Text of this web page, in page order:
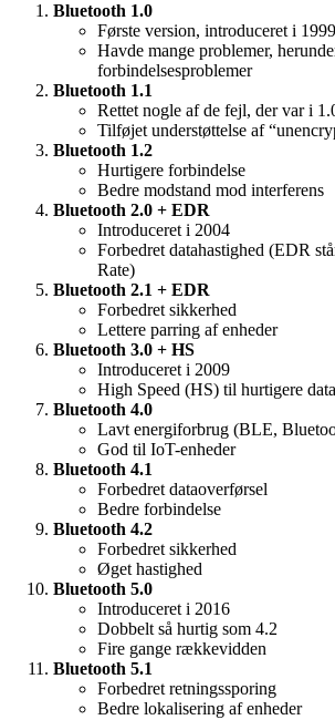
Bluetooth 1.0
Første version, introduceret i 1999
Havde mange problemer,
forbindelsesproblemer
Bluetooth 1.1
Rettet nogle af de fejl, der var i
Tilføjet understøttelse af
Bluetooth 1.2
Hurtigere forbindelse
Bedre modstand mod interferens
Bluetooth 2.0 + EDR
Introduceret i 2004
Forbedret datahastighed (EDR
Rate)
Bluetooth 2.1 + EDR
Forbedret sikkerhed
Lettere parring af enheder
Bluetooth 3.0 + HS
Introduceret i 2009
High Speed (HS) til hurtigere
Bluetooth 4.0
Lavt energiforbrug (BLE,
God til IoT-enheder
Bluetooth 4.1
Forbedret dataoverførsel
Bedre forbindelse
Bluetooth 4.2
Forbedret sikkerhed
Øget hastighed
Bluetooth 5.0
Introduceret i 2016
Dobbelt så hurtig som 4.2
Fire gange rækkevidden
Bluetooth 5.1
Forbedret retningssporing
Bedre lokalisering af enheder